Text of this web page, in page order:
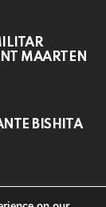
MAARTEN
BISHITA